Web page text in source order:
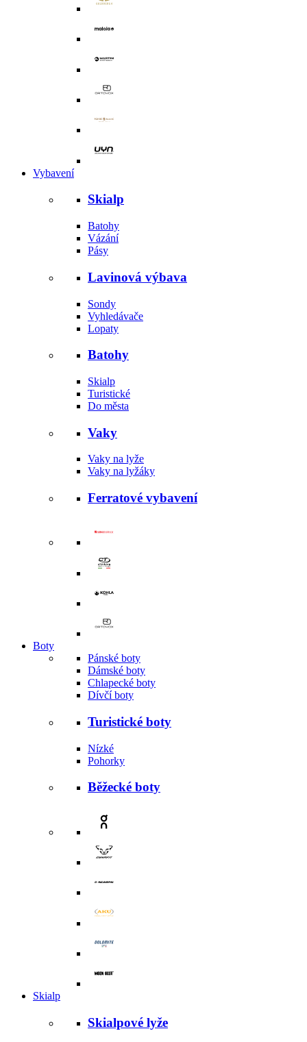
Vybavení
Skialp
Batohy
Vázání
Pásy
Lavinová výbava
Sondy
Vyhledávače
Lopaty
Batohy
Skialp
Turistické
Do města
Vaky
Vaky na lyže
Vaky na lyžáky
Ferratové vybavení
Boty
Pánské boty
Dámské boty
Chlapecké boty
Dívčí boty
Turistické boty
Nízké
Pohorky
Běžecké boty
Skialp
Skialpové lyže